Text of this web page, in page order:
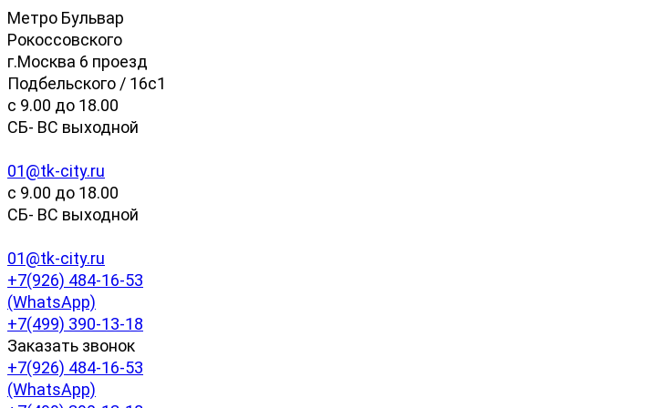
Метро Бульвар
Рокоссовского
г.Москва 6 проезд
Подбельского / 16с1
c 9.00 до 18.00
СБ- ВС выходной
01@tk-city.ru
c 9.00 до 18.00
СБ- ВС выходной
01@tk-city.ru
+7(926) 484-16-53
(WhatsApp)
+7(499) 390-13-18
Заказать звонок
+7(926) 484-16-53
(WhatsApp)